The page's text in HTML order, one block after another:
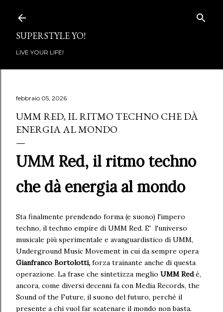
SUPERSTYLE YO!
LIVE YOUR LIFE!
febbraio 05, 2026
UMM RED, IL RITMO TECHNO CHE DÀ
ENERGIA AL MONDO
UMM Red, il ritmo techno
che dà energia al mondo
Sta finalmente prendendo forma (e suono) l'impero
techno, il techno empire di UMM Red. E' l'universo
musicale più sperimentale e avanguardistico di UMM,
Underground Music Movement in cui da sempre opera
Gianfranco Bortolotti, forza trainante anche di questa
operazione. La frase che sintetizza meglio UMM Redè,
ancora, come diversi decenni fa con Media Records, the
Sound of the Future, il suono del futuro, perché il
presente a chi vuol far scatenare il mondo non basta.